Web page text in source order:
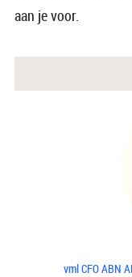
aan je voor.
vml CFO ABN